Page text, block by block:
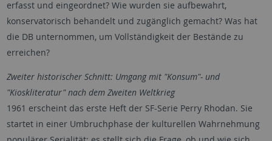
erfasst und eingeordnet? Wie wurden sie aufbewahrt,
konservatorisch behandelt und zugänglich gemacht? Was hat
die DB unternommen, um Vollständigkeit der Bestände zu
erreichen?
Zweiter historischer Schnitt: Umgang mit "Konsum"- und
"Kioskliteratur" nach dem Zweiten Weltkrieg
1961 erscheint das erste Heft der SF-Serie Perry Rhodan. Sie
startet in einer Umbruchphase der kulturellen Wahrnehmung